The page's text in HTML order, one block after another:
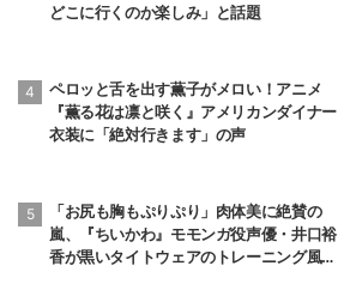
どこに行くのか楽しみ」と話題
ペロッと舌を出す薫子がメロい！アニメ
『薫る花は凛と咲く』アメリカンダイナー
衣装に「絶対行きます」の声
「お尻も胸もぷりぷり」肉体美に絶賛の
嵐、『ちいかわ』モモンガ役声優・井口裕
香が黒いタイトウェアのトレーニング風景